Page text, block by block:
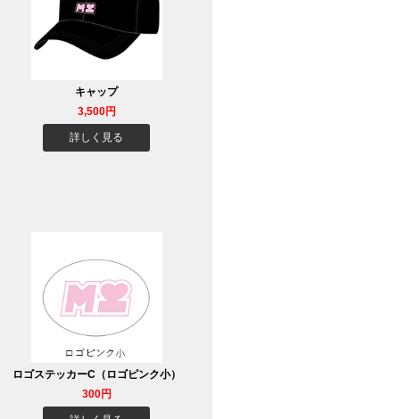
キャップ
3,500円
詳しく見る
ロゴステッカーC（ロゴピンク小）
300円